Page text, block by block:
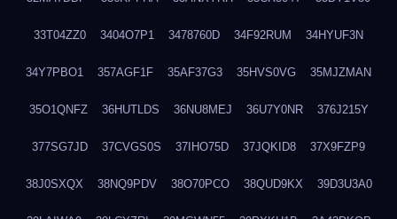
33T04ZZ0 3404O7P1 3478760D 34F92RUM 34HYUF3N
34Y7PBO1 357AGF1F 35AF37G3 35HVS0VG 35MJZMAN
35O1QNFZ 36HUTLDS 36NU8MEJ 36U7Y0NR 376J215Y
377SG7JD 37CVGS0S 37IHO75D 37JQKID8 37X9FZP9
38J0SXQX 38NQ9PDV 38O70PCO 38QUD9KX 39D3U3A0